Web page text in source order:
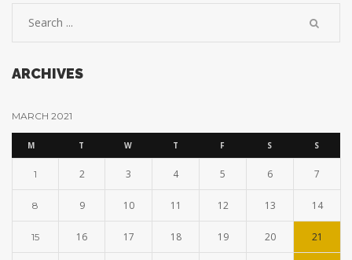
ARCHIVES
MARCH 2021
M T W T F S S
1 2 3 4 5 6 7
8 9 10 11 12 13 14
15 16 17 18 19 20 21